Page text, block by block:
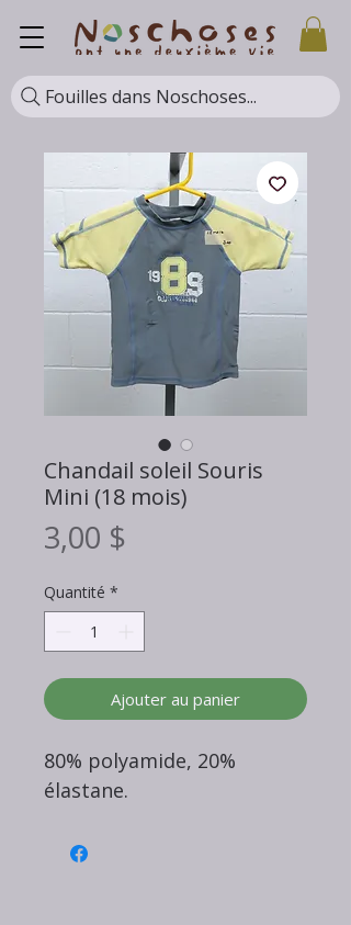
Fouilles dans Noschoses...
Chandail soleil Souris
Mini (18 mois)
3,00 $
Quantité *
Ajouter au panier
80% polyamide, 20%
élastane.